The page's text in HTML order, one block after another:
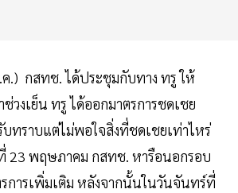
.) กสทช. ได้ประชุมกับทาง ทรู ให้
ช่วงเย็น ทรู ได้ออกมาตรการชดเชย
ทราบแต่ไม่พอใจสิ่งที่ชดเชยเท่าไหร่
23 พฤษภาคม กสทช. หารือนอกรอบ
การเพิ่มเติม หลังจากนั้นในวันจันทร์ที่